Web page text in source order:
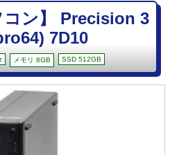
コン】 Precision 3
7D10
メモリ 8GB SSD 512GB